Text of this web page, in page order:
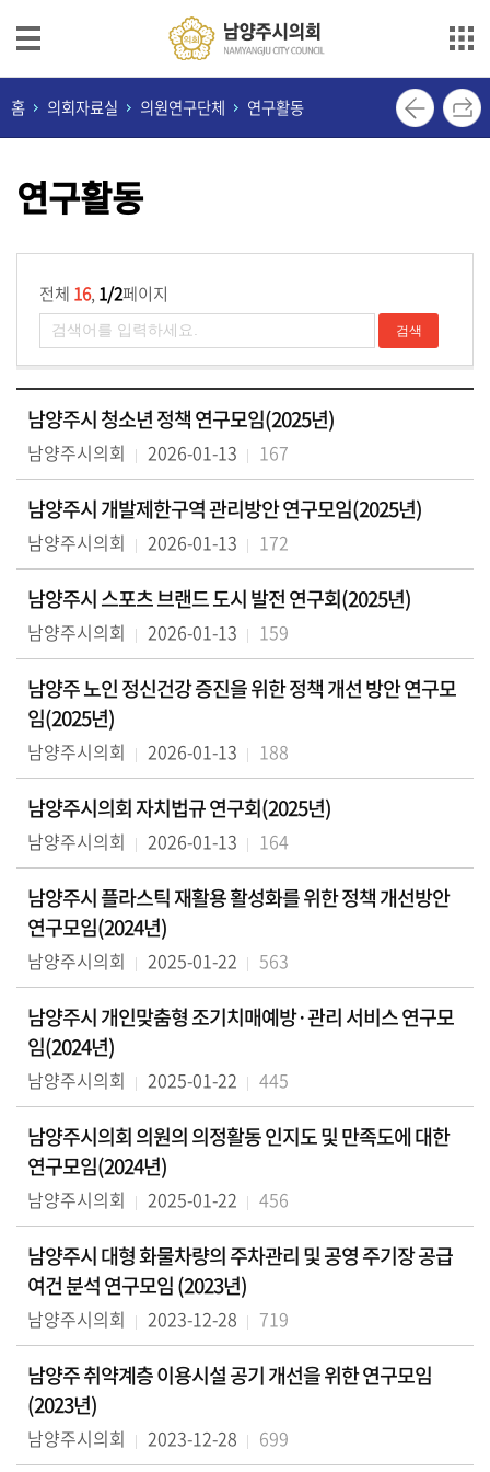
본문으로 바로가기
메인메뉴 바로가기
의
회
내
소
개
의
정
활
동
의
회
소
회
의
록
인
터
넷
방
송
의
회
자
료
실
열
린
마
당
이
용
안
내
홈 의회자료실 의원연구단체 연구활동
연구활동
전체 16, 1/2페이지
남양주시 청소년 정책 연구모임(2025년)
남양주시의회 2026-01-13 167
남양주시 개발제한구역 관리방안 연구모임(2025년)
남양주시의회 2026-01-13 172
남양주시 스포츠 브랜드 도시 발전 연구회(2025년)
남양주시의회 2026-01-13 159
남양주 노인 정신건강 증진을 위한 정책 개선 방안 연구모
임(2025년)
남양주시의회 2026-01-13 188
남양주시의회 자치법규 연구회(2025년)
남양주시의회 2026-01-13 164
남양주시 플라스틱 재활용 활성화를 위한 정책 개선방안
연구모임(2024년)
남양주시의회 2025-01-22 563
남양주시 개인맞춤형 조기치매예방·관리 서비스 연구모
임(2024년)
남양주시의회 2025-01-22 445
남양주시의회 의원의 의정활동 인지도 및 만족도에 대한
연구모임(2024년)
남양주시의회 2025-01-22 456
남양주시 대형 화물차량의 주차관리 및 공영 주기장 공급
여건 분석 연구모임 (2023년)
남양주시의회 2023-12-28 719
남양주 취약계층 이용시설 공기 개선을 위한 연구모임
(2023년)
남양주시의회 2023-12-28 699